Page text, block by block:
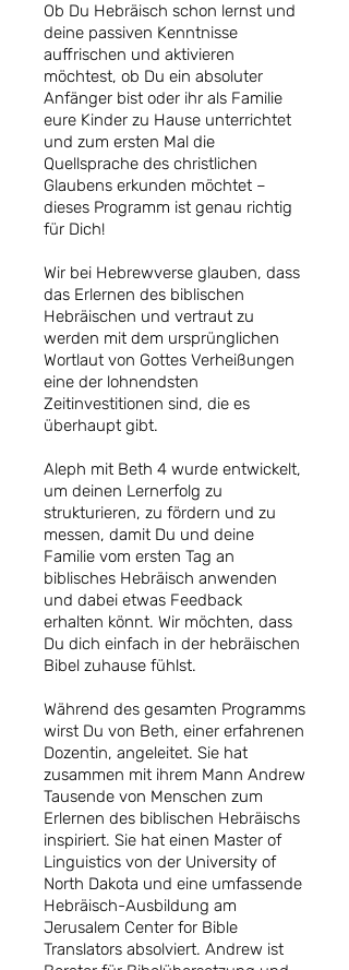
Ob Du Hebräisch schon lernst und
deine passiven Kenntnisse
auffrischen und aktivieren
möchtest, ob Du ein absoluter
Anfänger bist oder ihr als Familie
eure Kinder zu Hause unterrichtet
und zum ersten Mal die
Quellsprache des christlichen
Glaubens erkunden möchtet –
dieses Programm ist genau richtig
für Dich!
Wir bei Hebrewverse glauben, dass
das Erlernen des biblischen
Hebräischen und vertraut zu
werden mit dem ursprünglichen
Wortlaut von Gottes Verheißungen
eine der lohnendsten
Zeitinvestitionen sind, die es
überhaupt gibt.
Aleph mit Beth 4 wurde entwickelt,
um deinen Lernerfolg zu
strukturieren, zu fördern und zu
messen, damit Du und deine
Familie vom ersten Tag an
biblisches Hebräisch anwenden
und dabei etwas Feedback
erhalten könnt. Wir möchten, dass
Du dich einfach in der hebräischen
Bibel zuhause fühlst.
Während des gesamten Programms
wirst Du von Beth, einer erfahrenen
Dozentin, angeleitet. Sie hat
zusammen mit ihrem Mann Andrew
Tausende von Menschen zum
Erlernen des biblischen Hebräischs
inspiriert. Sie hat einen Master of
Linguistics von der University of
North Dakota und eine umfassende
Hebräisch-Ausbildung am
Jerusalem Center for Bible
Translators absolviert. Andrew ist